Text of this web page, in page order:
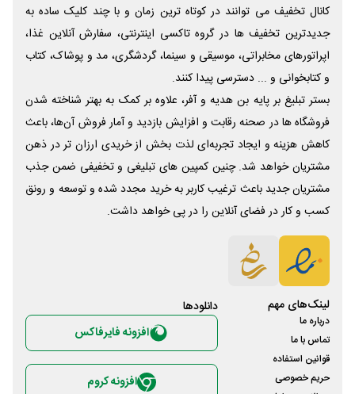
کانال تخفیف می توانند در کوتاه ترین زمان و با چند کلیک ساده به
جدیدترین تخفیف ها در گروه تاکسی اینترنتی، سفارش آنلاین غذا،
اپراتورهای مخابراتی، موسیقی و سینما، گردشگری، مد و پوشاک، کتاب
و کتابخوانی و ... دسترسی پیدا کنند.
بستر تبلیغ بر پایه بن هدیه و آفر، علاوه بر کمک به بهتر شناخته شدن
فروشگاه ها در صحنه رقابت و افزایش بازدید و آمار فروش آن‌ها، باعث
کاهش هزینه و ایجاد تجربه‌ای لذت بخش از خریدی ارزان تر در ذهن
مشتریان خواهد شد. چنین کمپین های تبلیغی و تخفیفی ضمن جذب
مشتریان جدید باعث ترغیب کاربر به خرید مجدد شده و توسعه و رونق
کسب و کار در فضای آنلاین را در پی خواهد داشت.
لینک‌های مهم
درباره ما
تماس با ما
قوانین استفاده
حریم خصوصی
دانلود‌ها
افزونه فایرفاکس
افزونه کروم